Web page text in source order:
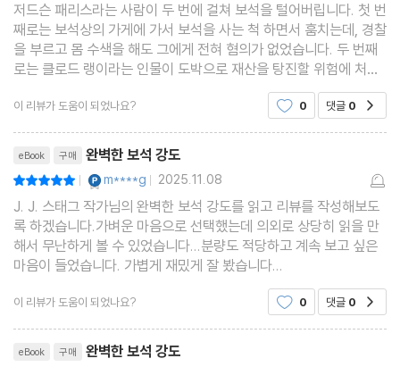
저드슨 패리스라는 사람이 두 번에 걸쳐 보석을 털어버립니다. 첫 번
째로는 보석상의 가게에 가서 보석을 사는 척 하면서 훔치는데, 경찰
을 부르고 몸 수색을 해도 그에게 전혀 혐의가 없었습니다. 두 번째
로는 클로드 랭이라는 인물이 도박으로 재산을 탕진할 위험에 처하
게 되자 패리스에게 어떤 부인의 집에서 보석을 털어 반띵하자고 요
구하는데, 또다시 패리스는 혐의에서 빠져나가
이 리뷰가 도움이 되었나요? 0 댓글 0
eBook 구매 완벽한 보석 강도
| m****g | 2025.11.08
J. J. 스태그 작가님의 완벽한 보석 강도를 읽고 리뷰를 작성해보도
록 하겠습니다.가벼운 마음으로 선택했는데 의외로 상당히 읽을 만
해서 무난하게 볼 수 있었습니다...분량도 적당하고 계속 보고 싶은
마음이 들었습니다. 가볍게 재밌게 잘 봤습니다...
이 리뷰가 도움이 되었나요? 0 댓글 0
eBook 구매 완벽한 보석 강도